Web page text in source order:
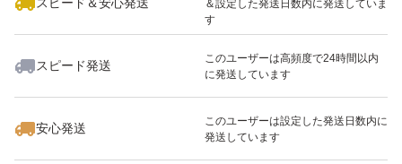
スピード＆安心発送
＆設定した発送日数内に発送していま
す
スピード発送
このユーザーは高頻度で24時間以内
に発送しています
安心発送
このユーザーは設定した発送日数内に
発送しています